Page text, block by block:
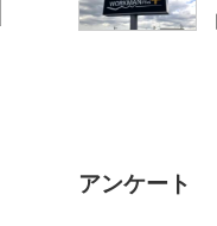
アンケート